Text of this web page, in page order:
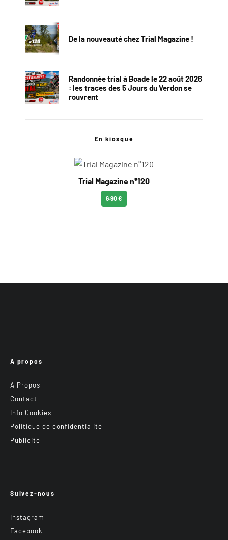
De la nouveauté chez Trial Magazine !
Randonnée trial à Boade le 22 août 2026
: les traces des 5 Jours du Verdon se
rouvrent
En kiosque
Trial Magazine n°120
6.90 €
A propos
A Propos
Contact
Info Cookies
Politique de confidentialité
Publicité
Suivez-nous
Instagram
Facebook